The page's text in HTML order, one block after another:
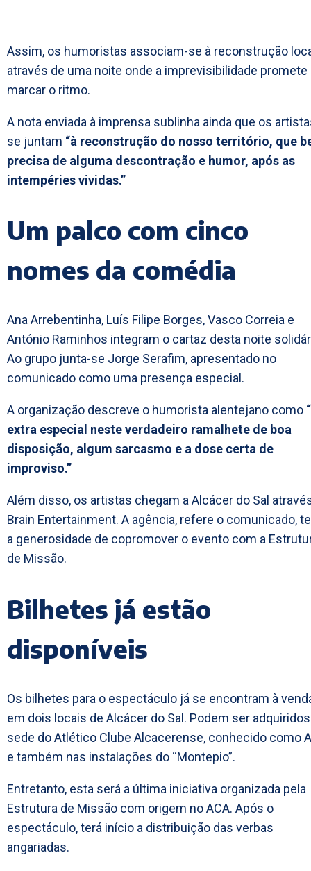
Assim, os humoristas associam-se à reconstrução
através de uma noite onde a imprevisibilidade promete
marcar o ritmo.
A nota enviada à imprensa sublinha ainda que os
se juntam “à reconstrução do nosso território, que
precisa de alguma descontração e humor, após as
intempéries vividas.”
Um palco com cinco
nomes da comédia
Ana Arrebentinha, Luís Filipe Borges, Vasco Correia e
António Raminhos integram o cartaz desta noite
Ao grupo junta-se Jorge Serafim, apresentado no
comunicado como uma presença especial.
A organização descreve o humorista alentejano como
extra especial neste verdadeiro ramalhete de boa
disposição, algum sarcasmo e a dose certa de
improviso.”
Além disso, os artistas chegam a Alcácer do Sal
Brain Entertainment. A agência, refere o comunicado,
a generosidade de copromover o evento com a
de Missão.
Bilhetes já estão
disponíveis
Os bilhetes para o espectáculo já se encontram à
em dois locais de Alcácer do Sal. Podem ser
sede do Atlético Clube Alcacerense, conhecido como
e também nas instalações do “Montepio”.
Entretanto, esta será a última iniciativa organizada pela
Estrutura de Missão com origem no ACA. Após o
espectáculo, terá início a distribuição das verbas
angariadas.